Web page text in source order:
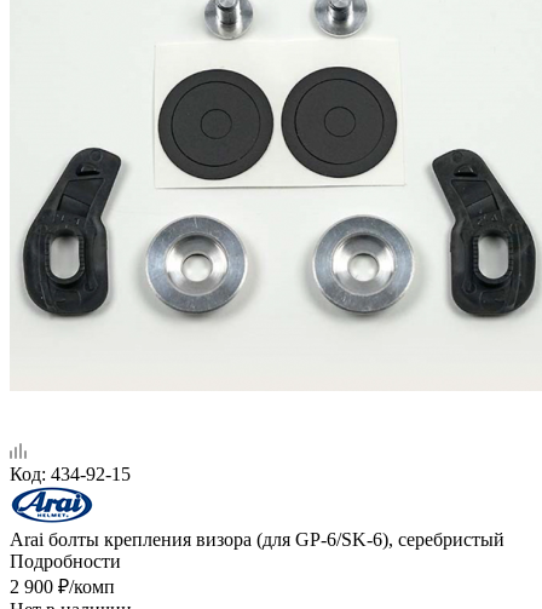
Код: 434-92-15
Arai болты крепления визора (для GP-6/SK-6), серебристый
Подробности
2 900 ₽/комп